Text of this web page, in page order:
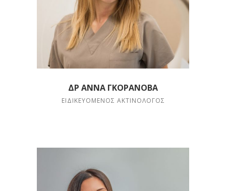
ΔΡ ΆΝΝΑ ΓΚΟΡΆΝΟΒΑ
ΕΙΔΙΚΕΥΌΜΕΝΟΣ ΑΚΤΙΝΟΛΌΓΟΣ